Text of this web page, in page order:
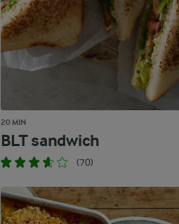
20 MIN
BLT sandwich
(70)